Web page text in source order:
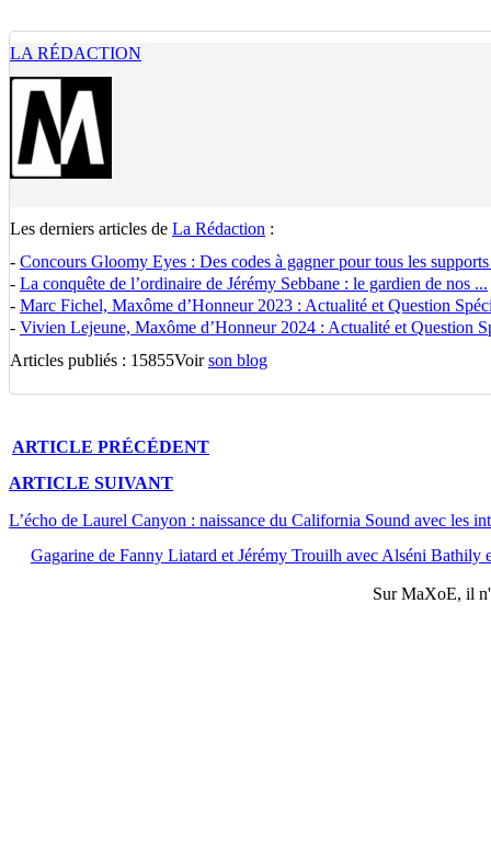
LA RÉDACTION
Les derniers articles de La Rédaction :
- Concours Gloomy Eyes : Des codes à gagner pour tous les
- La conquête de l’ordinaire de Jérémy Sebbane : le gardien de nos ...
- Marc Fichel, Maxôme d’Honneur 2023 : Actualité et Question
- Vivien Lejeune, Maxôme d’Honneur 2024 : Actualité et Question
Articles publiés : 15855Voirson blog
ARTICLE PRÉCÉDENT
ARTICLE SUIVANT
L’écho de Laurel Canyon : naissance du California Sound avec les
Gagarine de Fanny Liatard et Jérémy Trouilh avec Alséni Bathily
SurMaXoE, il